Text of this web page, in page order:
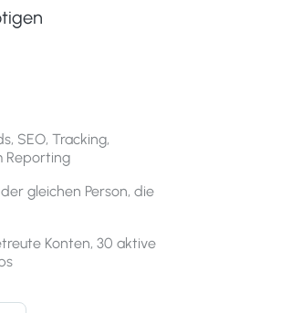
SEO, Tracking,
Reporting
gleichen Person, die
Konten, 30 aktive